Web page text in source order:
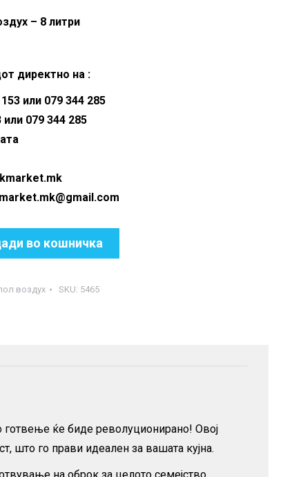
ден.2,290.00 ден.
– 8 литри
директно на :
или 079 344 285
079 344 285
во кошничка
воздух SKU: 5465
готвење ќе биде револуционирано! Овој
што го прави идеален за вашата кујна.